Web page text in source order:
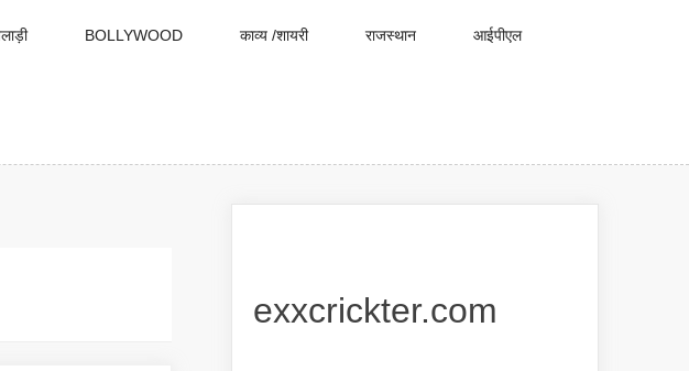
BOLLYWOOD काव्य /शायरी राजस्थान आईपीएल
exxcrickter.com